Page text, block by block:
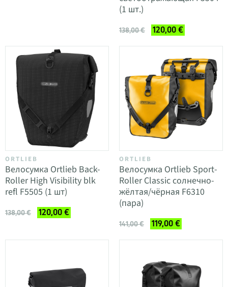
(1 шт.)
138,00 € 120,00 €
ORTLIEB
Велосумка Ortlieb Back-
Roller High Visibility blk
refl F5505 (1 шт)
138,00 € 120,00 €
ORTLIEB
Велосумка Ortlieb Sport-
Roller Classic солнечно-
жёлтая/чёрная F6310
(пара)
141,00 € 119,00 €